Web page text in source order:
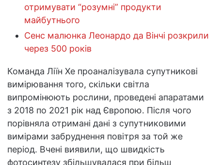
отримувати “розумні” продукти
майбутнього
Сенс малюнка Леонардо да Вінчі розкрили
через 500 років
Команда Ліїн Хе проаналізувала супутникові
вимірювання того, скільки світла
випромінюють рослини, проведені апаратами
з 2018 по 2021 рік над Європою. Після чого
порівняла отримані дані з супутниковими
вимірами забруднення повітря за той же
період. Вчені виявили, що швидкість
фотосинтезу збільшувалася при більш